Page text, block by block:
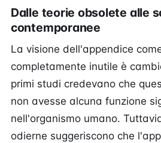
Dalle teorie obsolete alle
contemporanee
La visione dell'appendice
completamente inutile è
primi studi credevano che
non avesse alcuna funzione
nell'organismo umano.
odierne suggeriscono che